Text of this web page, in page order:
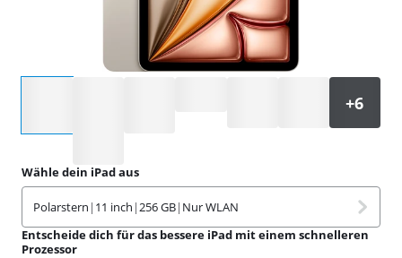
Wähle dein iPad aus
Polarstern | 11 inch |256 GB| Nur WLAN
Entscheide dich für das bessere iPad mit einem schnelleren
Prozessor